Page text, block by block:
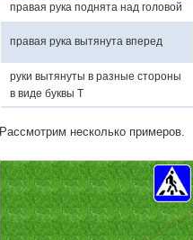
правая рука поднята над головой
правая рука вытянута вперед
руки вытянуты в разные стороны
в виде буквы Т
Рассмотрим несколько примеров.